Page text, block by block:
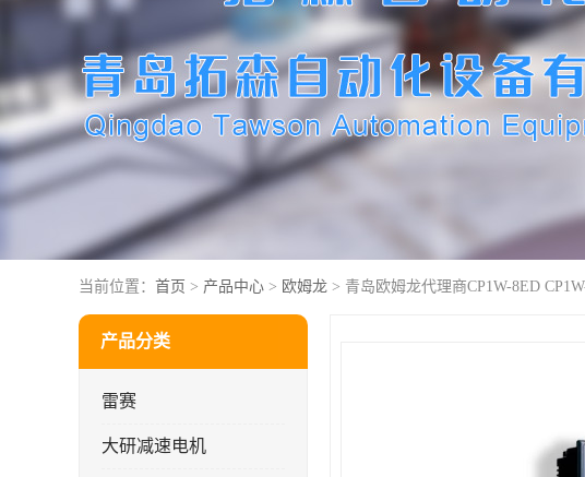
当前位置： 首页 > 产品中心 > 欧姆龙 > 青岛欧姆龙代理商CP1W-8ED
产品分类
雷赛
大研减速电机